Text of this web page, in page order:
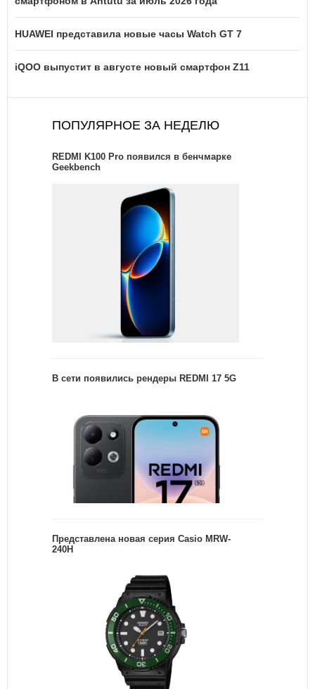
HUAWEI представила новые часы Watch GT 7
iQOO выпустит в августе новый смартфон Z11
ПОПУЛЯРНОЕ ЗА НЕДЕЛЮ
REDMI K100 Pro появился в бенчмарке
Geekbench
В сети появились рендеры REDMI 17 5G
Представлена новая серия Casio MRW-
240H